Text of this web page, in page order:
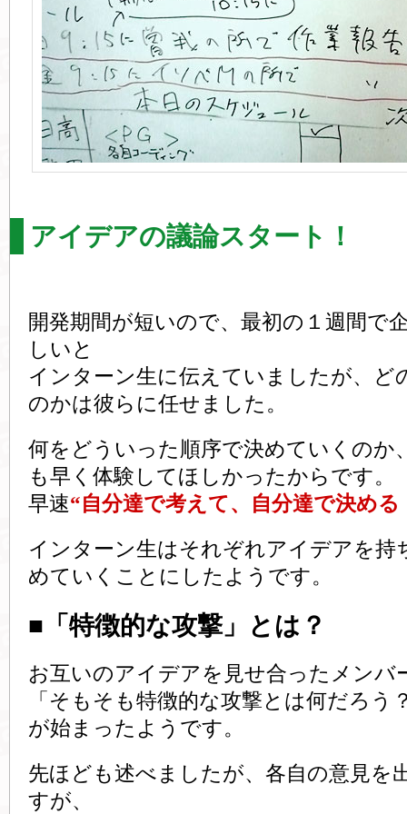
アイデアの議論スタート！
開発期間が短いので、最初の１週間で
しいと
インターン生に伝えていましたが、ど
のかは彼らに任せました。
何をどういった順序で決めていくのか
も早く体験してほしかったからです。
早速“自分達で考えて、自分達で決める
インターン生はそれぞれアイデアを持
めていくことにしたようです。
■「特徴的な攻撃」とは？
お互いのアイデアを見せ合ったメンバ
「そもそも特徴的な攻撃とは何だろう
が始まったようです。
先ほども述べましたが、各自の意見を
すが、